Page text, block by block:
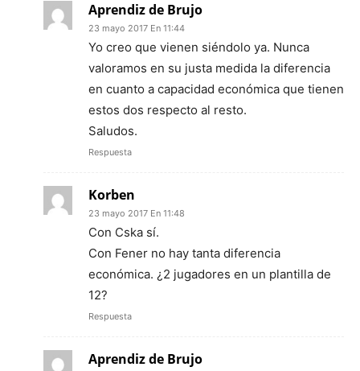
Aprendiz de Brujo
23 mayo 2017 En 11:44
Yo creo que vienen siéndolo ya. Nunca
valoramos en su justa medida la diferencia
en cuanto a capacidad económica que tienen
estos dos respecto al resto.
Saludos.
Respuesta
Korben
23 mayo 2017 En 11:48
Con Cska sí.
Con Fener no hay tanta diferencia
económica. ¿2 jugadores en un plantilla de
12?
Respuesta
Aprendiz de Brujo